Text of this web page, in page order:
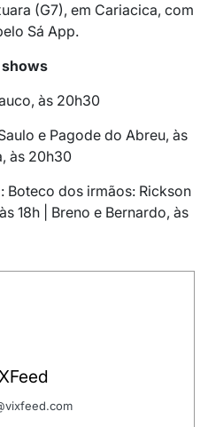
(G7), em Cariacica, com
Sá App.
shows
às 20h30
e Pagode do Abreu, às
às 20h30
dos irmãos: Rickson
18h | Breno e Bernardo, às